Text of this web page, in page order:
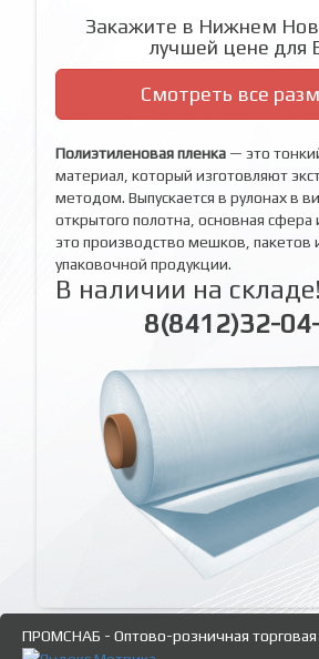
Закажите в Нижнем
лучшей цене для
Смотреть все
Полиэтиленовая пленка — это
материал, который изготовляют
методом. Выпускается в рулонах в
открытого полотна, основная сфера
это производство мешков, пакетов
упаковочной продукции.
В наличии на
8(8412)32-
ПРОМСНАБ - Оптово-розничная торговая